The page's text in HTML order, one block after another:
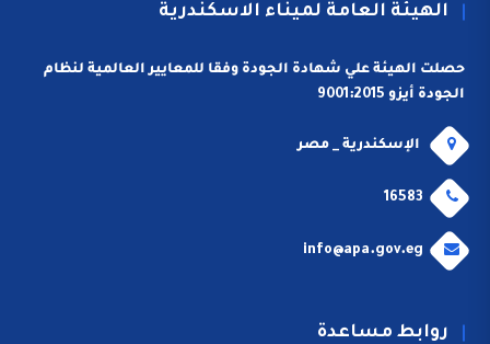
الهيئة العامة لميناء الاسكندرية
حصلت الهيئة علي شهادة الجودة وفقا للمعايير العالمية لنظام
الجودة أيزو 9001:2015
الإسكندرية _ مصر
16583
info@apa.gov.eg
روابط مساعدة